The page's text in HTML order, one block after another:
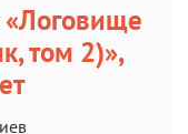
том 2)»,